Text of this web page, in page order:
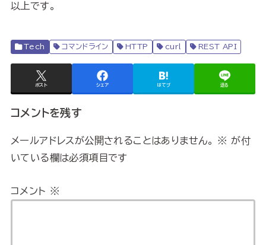
以上です。
Tech コマンドライン HTTP curl REST API
ポスト シェア はてブ 送る
コメントを残す
メールアドレスが公開されることはありません。 ※ が付
いている欄は必須項目です
コメント ※